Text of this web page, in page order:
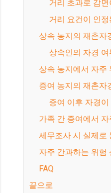
거리 초과로 감
거리 요건이 인
상속 농지의 재촌
상속인의 자경
상속 농지에서 자
증여 농지의 재촌
증여 이후 자경
가족 간 증여에서
세무조사 시 실제
자주 간과하는 위험
FAQ
끝으로